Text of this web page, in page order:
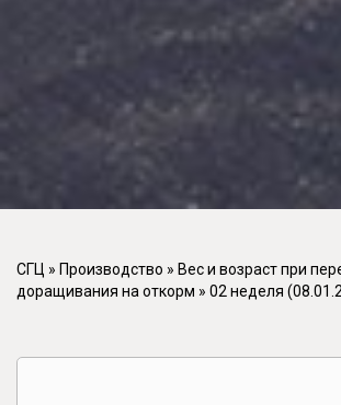
СГЦ » Производство » Вес и возраст при
доращивания на откорм » 02 неделя